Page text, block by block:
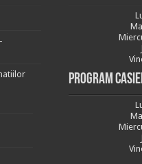
Program